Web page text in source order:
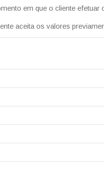
em que o cliente efetuar
aceita os valores